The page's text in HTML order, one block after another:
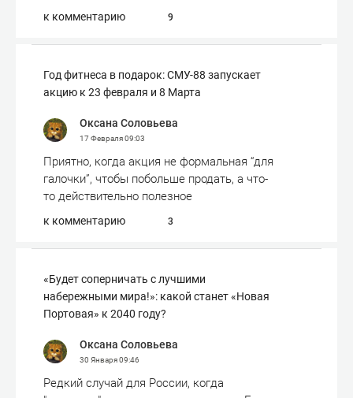
к комментарию 9
Год фитнеса в подарок: СМУ-88 запускает
акцию к 23 февраля и 8 Марта
Оксана Соловьева
17 Февраля09:03
Приятно, когда акция не формальная “для
галочки”, чтобы побольше продать, а что-
то действительно полезное
к комментарию 3
«Будет соперничать с лучшими
набережными мира!»: какой станет «Новая
Портовая» к 2040 году?
Оксана Соловьева
30 Января09:46
Редкий случай для России, когда